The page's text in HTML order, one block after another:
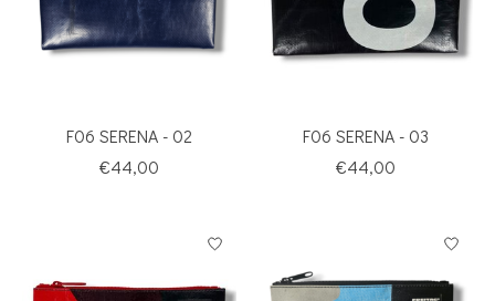
F06 SERENA - 02
€44,00
F06 SERENA - 03
€44,00